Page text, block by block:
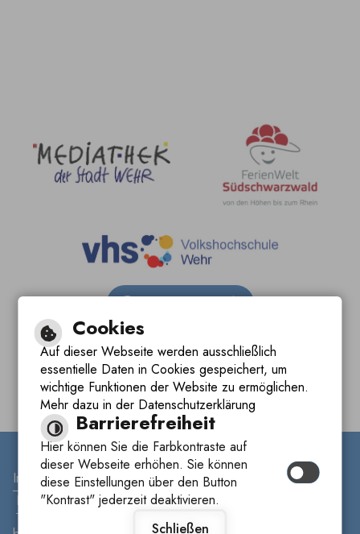
Barrierefreie Ansicht
Gebärdensprache
Inhalt|Impressum |Datenschutzerklärung
Barrierefreiheit
Cookies
Auf dieser Webseite werden ausschließlich
essentielle Daten in Cookies gespeichert, um
wichtige Funktionen der Website zu ermöglichen.
Mehr dazu in der Datenschutzerklärung
Barrierefreiheit
Hier können Sie die Farbkontraste auf
dieser Webseite erhöhen. Sie können
diese Einstellungen über den Button
"Kontrast" jederzeit deaktivieren.
Schließen